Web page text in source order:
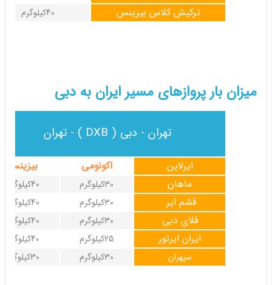
40کیلوگرم ترکیش کلاس بیزینس
میزان بار پروازهای مسیر ایران به دبی
تهران - دبی ( DXB ) - تهران
بیزینس اکونومی ایرلاین
40کیلوگرم 30کیلوگرم ماهان
40کیلوگرم 30کیلوگرم قشم ایر
40کیلوگرم 30کیلوگرم فلای دبی
40کیلوگرم 25کیلوگرم ایران ایرتور
30کیلوگرم 30کیلوگرم سپهران